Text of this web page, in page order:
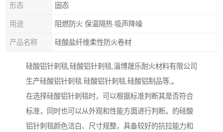
形态 固态
用途 阻燃防火 保温隔热 吸声降噪
产品名称 硅酸盐纤维柔性防火卷材
硅酸铝针刺毯,硅酸铝针刺毯,淄博晟乐耐火材料有限公司
生产硅酸铝针刺毯.硅酸铝针刺毯,硅酸铝制品等,。
在选择硅酸铝针刺毯时，可以根据标准判断其是否符合
标准，同时也可以从外观和性能方面进行判断。的硅酸
铝针刺毯颜色洁白、尺寸规整，具备较好的抗拉能力和